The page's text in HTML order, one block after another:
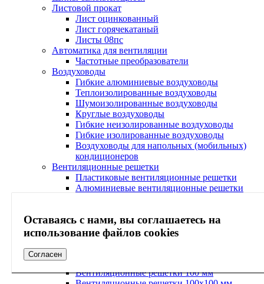
Оставаясь с нами, вы соглашаетесь на
использование файлов cookies
Согласен
Листовой прокат
Лист оцинкованный
Лист горячекатаный
Листы 08пс
Автоматика для вентиляции
Частотные преобразователи
Воздуховоды
Гибкие алюминиевые воздуховоды
Теплоизолированные воздуховоды
Шумоизолированные воздуховоды
Круглые воздуховоды
Гибкие неизолированные воздуховоды
Гибкие изолированные воздуховоды
Воздуховоды для напольных (мобильных)
кондиционеров
Вентиляционные решетки
Пластиковые вентиляционные решетки
Алюминиевые вентиляционные решетки
Регулируемые вентиляционные решетки
Настенные вентиляционные решетки
Декоративные вентиляционные решетки
Вентиляционные решетки 100 мм